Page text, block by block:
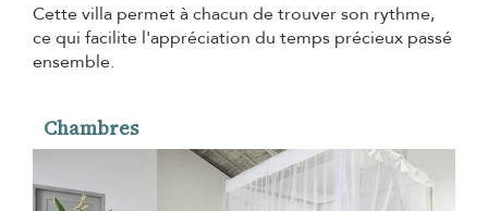
Cette villa permet à chacun de trouver son rythme,
ce qui facilite l'appréciation du temps précieux passé
ensemble.
Chambres